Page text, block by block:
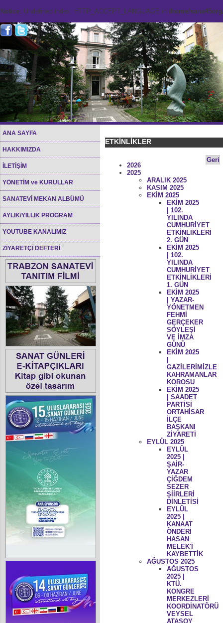
Notice: Undefined index: HTTP_ACCEPT_LANGUAGE in /home/
ANA SAYFA
HAKKIMIZDA
İLETİŞİM
YÖNETİM ve KURULLAR
SANATEVİ MEKAN ALBÜMÜ
AYLIK/YILLIK PROGRAM
YOUTUBE KANALIMIZ
ZİYARETÇİ DEFTERİ
ETKİNLİKLER
Geri
2026
2025
ARALIK 2025
KASIM 2025
EKİM 2025
EKİM 2025
| 102.
YILINDA
CUMHURİYET
ETKİNLİKLERİ
2. GÜN
EKİM 2025
| 102.
YILINDA
CUMHURİYET
ETKİNLİKLERİ
1. GÜN
EKİM 2025
| YAZAR-
YÖNETMEN
FEHMİ
GERÇEKER
SÖYLEŞİ
VE İMZA
GÜNÜ
EKİM 2025
GAZİLERİMİZLE
KAHRAMANLAR
KOROSU
EKİM 2025
| SAADET
PARTİSİ
ORTAHİSAR
İLÇE
BAŞKANI
ZİYARETİ
EYLÜL 2025
EYLÜL
2025 |
ŞAİR-
YAZAR
ÇİĞDEM
SEZER
ŞİİRLERİ
DİNLETİSİ
EYLÜL
2025 |
KANAAT
ÖNDERİ
HASAN
MELEK'İ
KAYBETTİK
AĞUSTOS 2025
AĞUSTOS
2025 |
KTÜ.
KONGRE
MERKEZLERİ
KOORDİNATÖRÜ
VEYSEL
ATASOY